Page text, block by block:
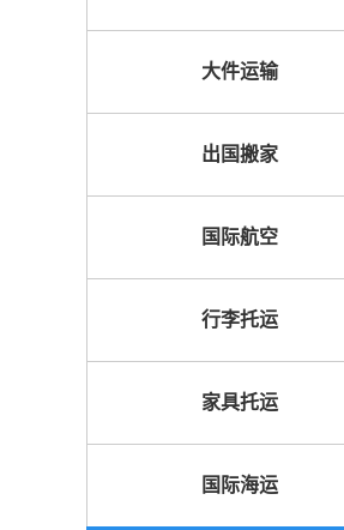
大件运输
出国搬家
国际航空
行李托运
家具托运
国际海运